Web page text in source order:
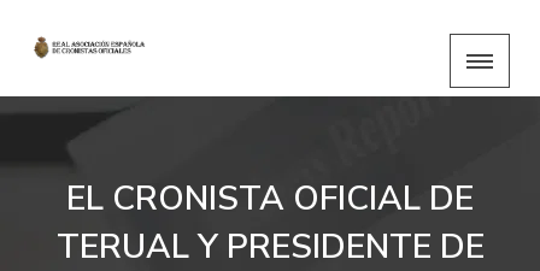
EL CRONISTA OFICIAL DE
TERUAL Y PRESIDENTE DE